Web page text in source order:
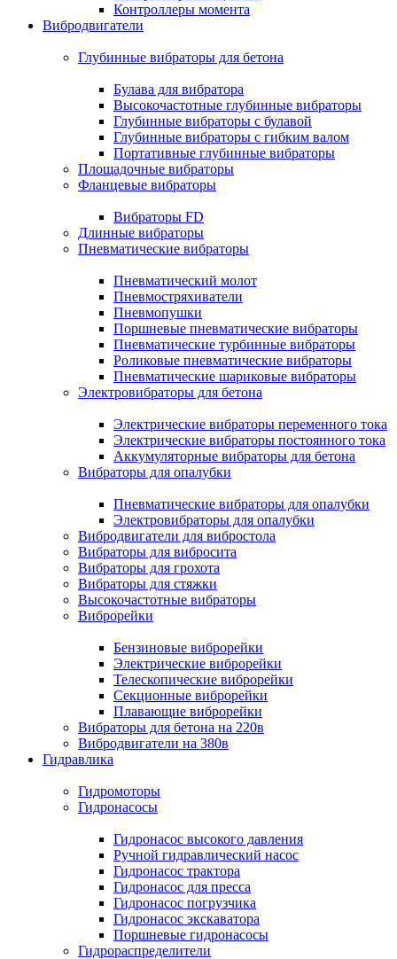
Контроллеры момента
Вибродвигатели
Глубинные вибраторы для бетона
Булава для вибратора
Высокочастотные глубинные вибраторы
Глубинные вибраторы с булавой
Глубинные вибраторы с гибким валом
Портативные глубинные вибраторы
Площадочные вибраторы
Фланцевые вибраторы
Вибраторы FD
Длинные вибраторы
Пневматические вибраторы
Пневматический молот
Пневмостряхиватели
Пневмопушки
Поршневые пневматические вибраторы
Пневматические турбинные вибраторы
Роликовые пневматические вибраторы
Пневматические шариковые вибраторы
Электровибраторы для бетона
Электрические вибраторы переменного тока
Электрические вибраторы постоянного тока
Аккумуляторные вибраторы для бетона
Вибраторы для опалубки
Пневматические вибраторы для опалубки
Электровибраторы для опалубки
Вибродвигатели для вибростола
Вибраторы для вибросита
Вибраторы для грохота
Вибраторы для стяжки
Высокочастотные вибраторы
Виброрейки
Бензиновые виброрейки
Электрические виброрейки
Телескопические виброрейки
Секционные виброрейки
Плавающие виброрейки
Вибраторы для бетона на 220в
Вибродвигатели на 380в
Гидравлика
Гидромоторы
Гидронасосы
Гидронасос высокого давления
Ручной гидравлический насос
Гидронасос трактора
Гидронасос для пресса
Гидронасос погрузчика
Гидронасос экскаватора
Поршневые гидронасосы
Гидрораспределители